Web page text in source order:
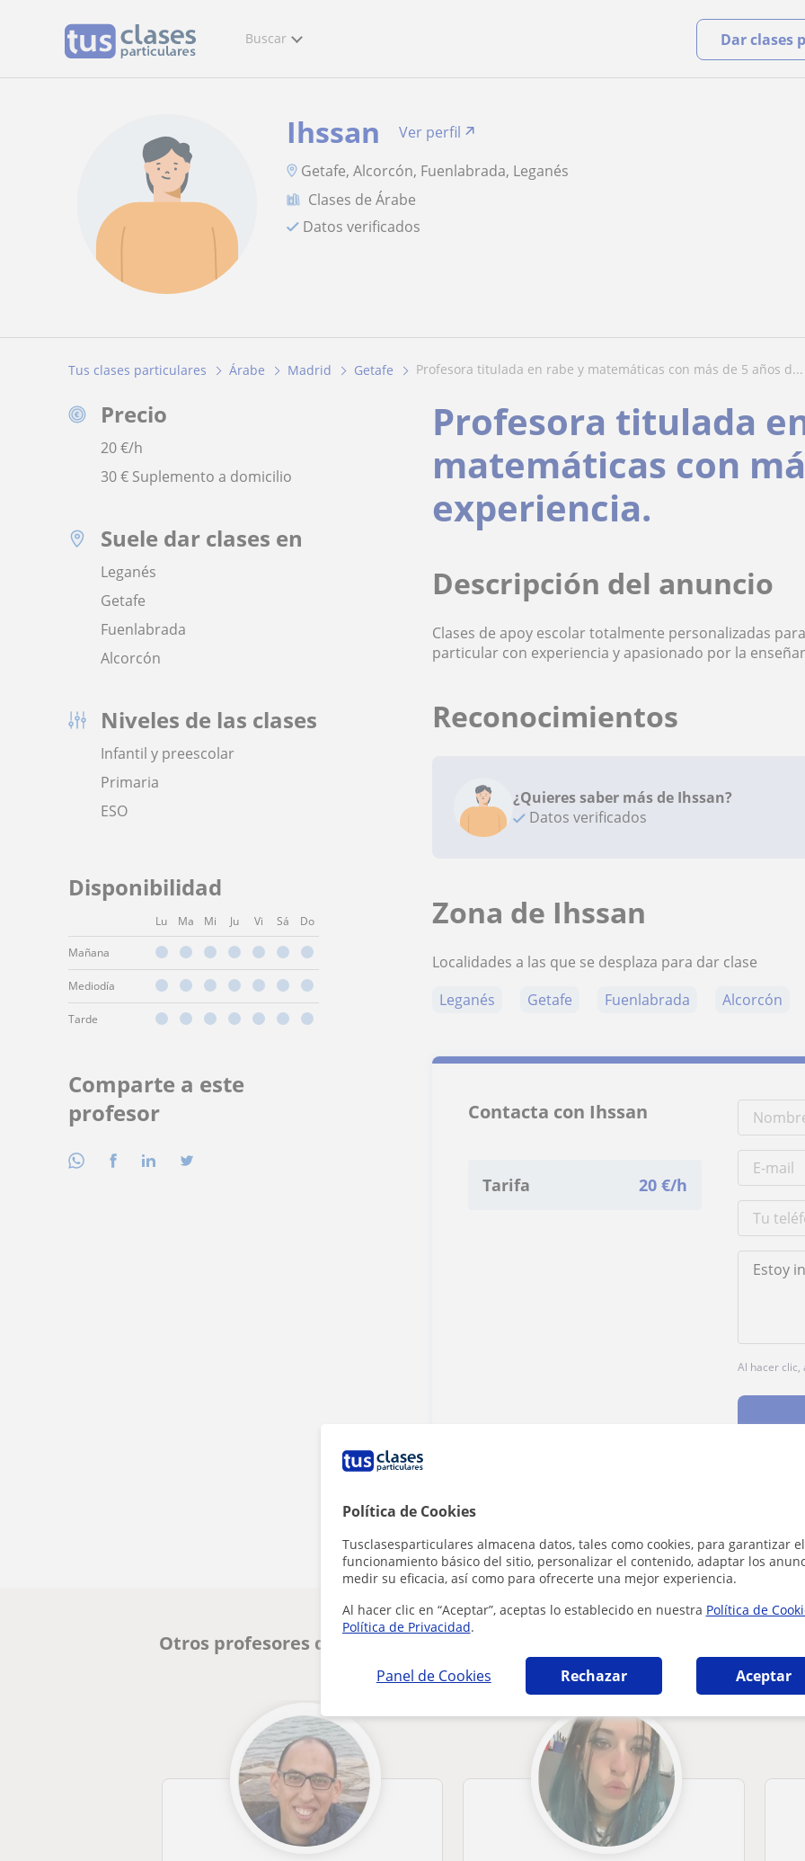
Política de Cookies
Tusclasesparticulares almacena datos, tales como cookies, para garantizar el
funcionamiento básico del sitio, personalizar el contenido, adaptar los
medir su eficacia, así como para ofrecerte una mejor experiencia.
Al hacer clic en “Aceptar”, aceptas lo establecido en nuestra Política de
Política de Privacidad.
Panel de Cookies Rechazar Aceptar
Buscar Dar clases
Ihssan
Ver perfil
Getafe, Alcorcón, Fuenlabrada, Leganés
Clases de Árabe
Datos verificados
Tus clases particulares Árabe Madrid Getafe profesora titulada en rabe y matemáticas con más de 5 años d...
Precio
20€/h
30 € Suplemento a domicilio
Suele dar clases en
Leganés
Getafe
Fuenlabrada
Alcorcón
Niveles de las clases
Infantil y preescolar
Primaria
ESO
Disponibilidad
Lu Ma Mi Ju Vi Sá Do
Mañana
Mediodía
Tarde
Comparte a este
profesor
Profesora titulada
matemáticas con
experiencia.
Descripción del anuncio
Clases de apoy escolar totalmente personalizadas
particular con experiencia y apasionado por la
Reconocimientos
¿Quieres saber más de Ihssan?
Datos verificados
Zona de Ihssan
Localidades a las que se desplaza para dar clase
Leganés
Getafe Fuenlabrada Alcorcón
Contacta con Ihssan
Tarifa 20 €/h
Al hacer
¿Hay algún error en este perfil?
Otros profesores de Árabe en Getafe que pueden interesarte